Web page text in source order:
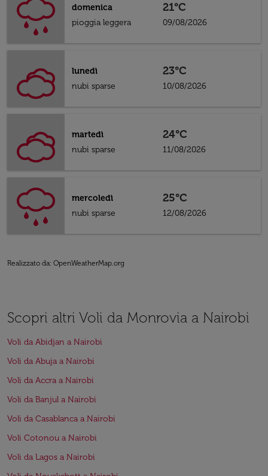
domenica
pioggia leggera
21°C
09/08/2026
lunedì
nubi sparse
23°C
10/08/2026
martedì
nubi sparse
24°C
11/08/2026
mercoledì
nubi sparse
25°C
12/08/2026
Realizzato da: OpenWeatherMap.org
Scopri altri Voli da Monrovia a Nairobi
Voli da Abidjan a Nairobi
Voli da Abuja a Nairobi
Voli da Accra a Nairobi
Voli da Banjul a Nairobi
Voli da Casablanca a Nairobi
Voli Cotonou a Nairobi
Voli da Lagos a Nairobi